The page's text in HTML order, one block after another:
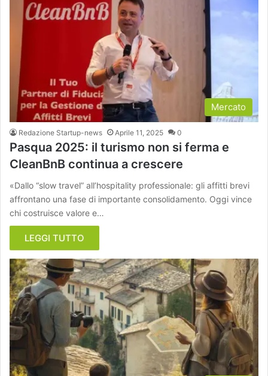
Mercato
Redazione Startup-news Aprile 11, 2025 0
Pasqua 2025: il turismo non si ferma e
CleanBnB continua a crescere
«Dallo “slow travel” all’hospitality professionale: gli affitti brevi
affrontano una fase di importante consolidamento. Oggi vince
chi costruisce valore e…
LEGGI TUTTO